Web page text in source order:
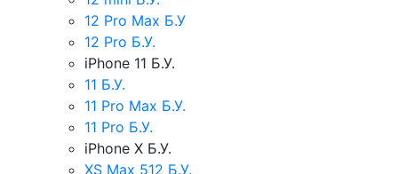
12 Pro Max Б.У
12 Pro Б.У.
iPhone 11 Б.У.
11 Б.У.
11 Pro Max Б.У.
11 Pro Б.У.
iPhone X Б.У.
XS Max 512 Б.У.